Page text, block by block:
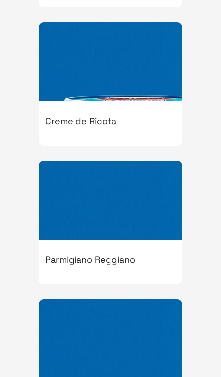
Creme de Ricota
Parmigiano Reggiano